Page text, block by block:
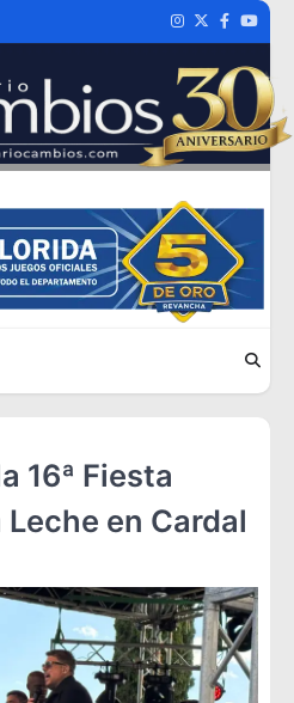
Instagram
TwitterFacebook
16ª Fiesta
en Cardal